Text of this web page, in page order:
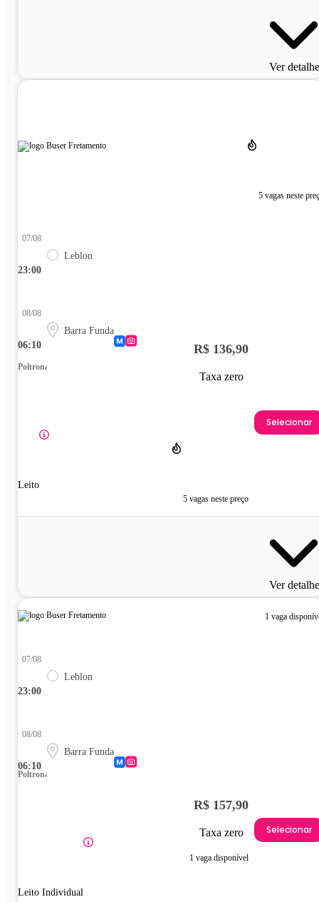
Ver
5 vagas neste
23:00
07/08
Leblon
06:10
08/08
Barra Funda
Poltrona
Leito
R$ 136,90
Taxa zero
5 vagas neste preço
Selecionar
Ver
1 vaga
23:00
07/08
Leblon
06:10
08/08
Barra Funda
Poltrona
Leito Individual
R$ 157,90
Taxa zero
1 vaga disponível
Selecionar